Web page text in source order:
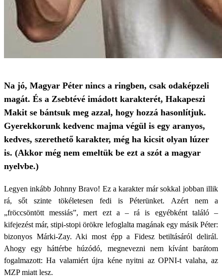
Na jó, Magyar Péter nincs a ringben, csak odaképzeli
magát. És a Zsebtévé imádott karakterét, Hakapeszi
Makit se bántsuk meg azzal, hogy hozzá hasonlítjuk.
Gyerekkorunk kedvenc majma végül is egy aranyos,
kedves, szerethető karakter, még ha kicsit olyan lúzer
is. (Akkor még nem emeltük be ezt a szót a magyar
nyelvbe.)
Legyen inkább Johnny Bravo! Ez a karakter már sokkal jobban illik
rá, sőt szinte tökéletesen fedi is Péterünket. Azért nem a
„fröccsöntött messiás”, mert ezt a – rá is egyébként találó –
kifejezést már, stipi-stopi örökre lefoglalta magának egy másik Péter:
bizonyos Márki-Zay. Aki most épp a Fidesz betiltásáról delirál.
Ahogy egy háttérbe húzódó, megnevezni nem kívánt barátom
fogalmazott: Ha valamiért újra kéne nyitni az OPNI-t valaha, az
MZP miatt lesz.